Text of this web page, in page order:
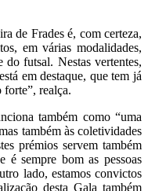
de Frades é, com certeza,
em várias modalidades,
futsal. Nestas vertentes,
em destaque, que tem já
realça.
também como “uma
também às coletividades
prémios servem também
é sempre bom as pessoas
lado, estamos convictos
desta Gala também